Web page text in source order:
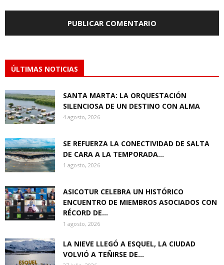
ÚLTIMAS NOTICIAS
SANTA MARTA: LA ORQUESTACIÓN
SILENCIOSA DE UN DESTINO CON ALMA
4 agosto, 2026
SE REFUERZA LA CONECTIVIDAD DE SALTA
DE CARA A LA TEMPORADA...
1 agosto, 2026
ASICOTUR CELEBRA UN HISTÓRICO
ENCUENTRO DE MIEMBROS ASOCIADOS CON
RÉCORD DE...
1 agosto, 2026
LA NIEVE LLEGÓ A ESQUEL, LA CIUDAD
VOLVIÓ A TEÑIRSE DE...